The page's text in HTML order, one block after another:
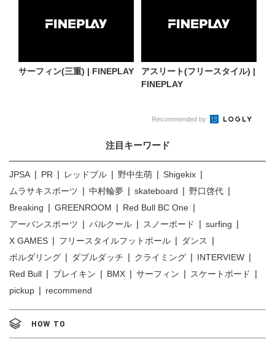
サーフィン(三重) | FINEPLAY
アスリート(フリースタイル) |
FINEPLAY
Recommended by
注目キーワード
JPSA PR レッドブル 野中生萌
Shigekix
ムラサキスポーツ
中村輪夢 skateboard
野口啓代
Breaking
GREENROOM
Red Bull BC One
アーバンスポーツ
パルクール スノーボード
surfing
X GAMES
フリースタイルフットボール
ダンス
ボルダリング
ダブルダッチ クライミング
INTERVIEW
Red Bull
ブレイキン BMX サーフィン
スケートボード
pickup
recommend
HOW TO